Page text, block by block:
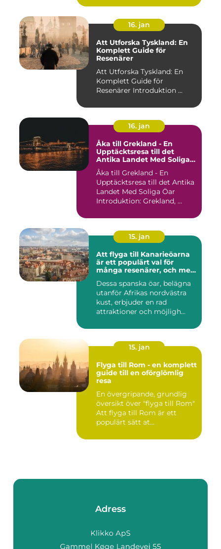
16. jan
Att Utforska Tyskland: En
Komplett Guide för
Resenärer
Att Utforska Tyskland: En
Komplett Guide för
Resenärer Introduktion ...
16. jan
Åka till Grekland - En
Upptäcktsresa till det
Antika Landet Med Soliga
Öar
Åka till Grekland - En
Upptäcktsresa till det Antika
Landet Med Soliga Öar
Introduktion: Grekland, ...
15. jan
Att flyga till Kanarieöarna
är ett populärt val för
många resenärer, och med
Dessa spanska öar, belägna
utanför Afrikas nordvästra
kust, erbjuder en rad
attraktioner och möjligh...
15. jan
Flyga till Rom - en komplett
guide till en oförglömlig
resa
En övergripande, grundlig
översikt över "flyga till Rom"
Att flyga till Rom är ett
populärt sätt at...
Adress